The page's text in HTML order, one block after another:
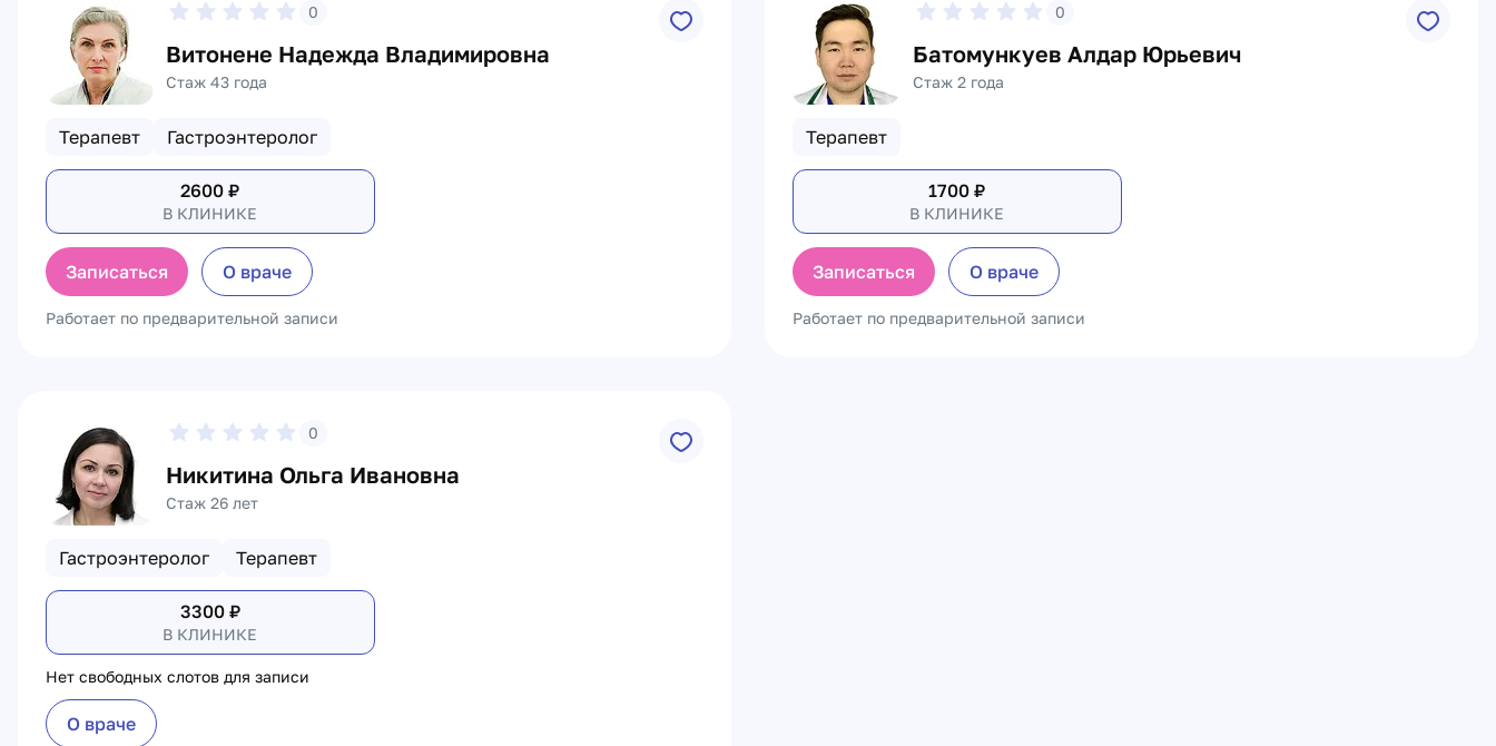
0
Витонене Надежда Владимировна
Стаж 43 года
Терапевт Гастроэнтеролог
2600 ₽
В КЛИНИКЕ
Записаться О враче
Работает по предварительной записи
0
Батомункуев Алдар Юрьевич
Стаж 2 года
Терапевт
1700 ₽
В КЛИНИКЕ
Записаться О враче
Работает по предварительной записи
0
Никитина Ольга Ивановна
Стаж 26 лет
Гастроэнтеролог Терапевт
3300₽
В КЛИНИКЕ
Нет свободных слотов для записи
О враче